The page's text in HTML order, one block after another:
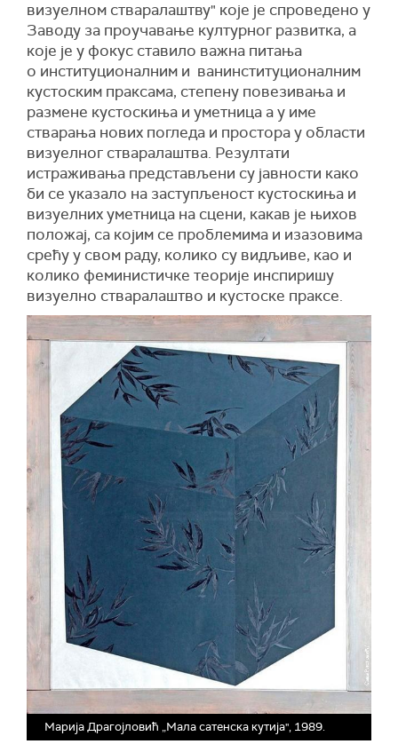
визуелном стваралаштву" које је спроведено у
Заводу за проучавање културног развитка, а
које је у фокус ставило важна питања
о институционалним и ванинституционалним
кустоским праксама, степену повезивања и
размене кустоскиња и уметница а у име
стварања нових погледа и простора у области
визуелног стваралаштва. Резултати
истраживања представљени су јавности како
би се указало на заступљеност кустоскиња и
визуелних уметница на сцени, какав је њихов
положај, са којим се проблемима и изазовима
срећу у свом раду, колико су видљиве, као и
колико феминистичке теорије инспиришу
визуелно стваралаштво и кустоске праксе.
Марија Драгојловић „Мала сатенска кутија'', 1989.